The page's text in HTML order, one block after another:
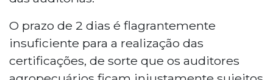
O prazo de 2 dias é flagrantemente
insuficiente para a realização das
certificações, de sorte que os auditores